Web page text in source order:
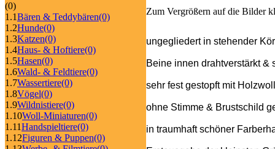
(0)
1.1Bären & Teddybären(0)
1.2Hunde(0)
1.3Katzen(0)
1.4Haus- & Hoftiere(0)
1.5Hasen(0)
1.6Wald- & Feldtiere(0)
1.7Wassertiere(0)
1.8Vögel(0)
1.9Wildnistiere(0)
1.10Woll-Miniaturen(0)
1.11Handspieltiere(0)
1.12Figuren & Puppen(0)
Zum Vergrößern auf die Bilder
ungegliedert in stehender
Beine innen drahtverstärkt &
sehr fest gestopft mit
ohne Stimme & Brustschild
in traumhaft schöner